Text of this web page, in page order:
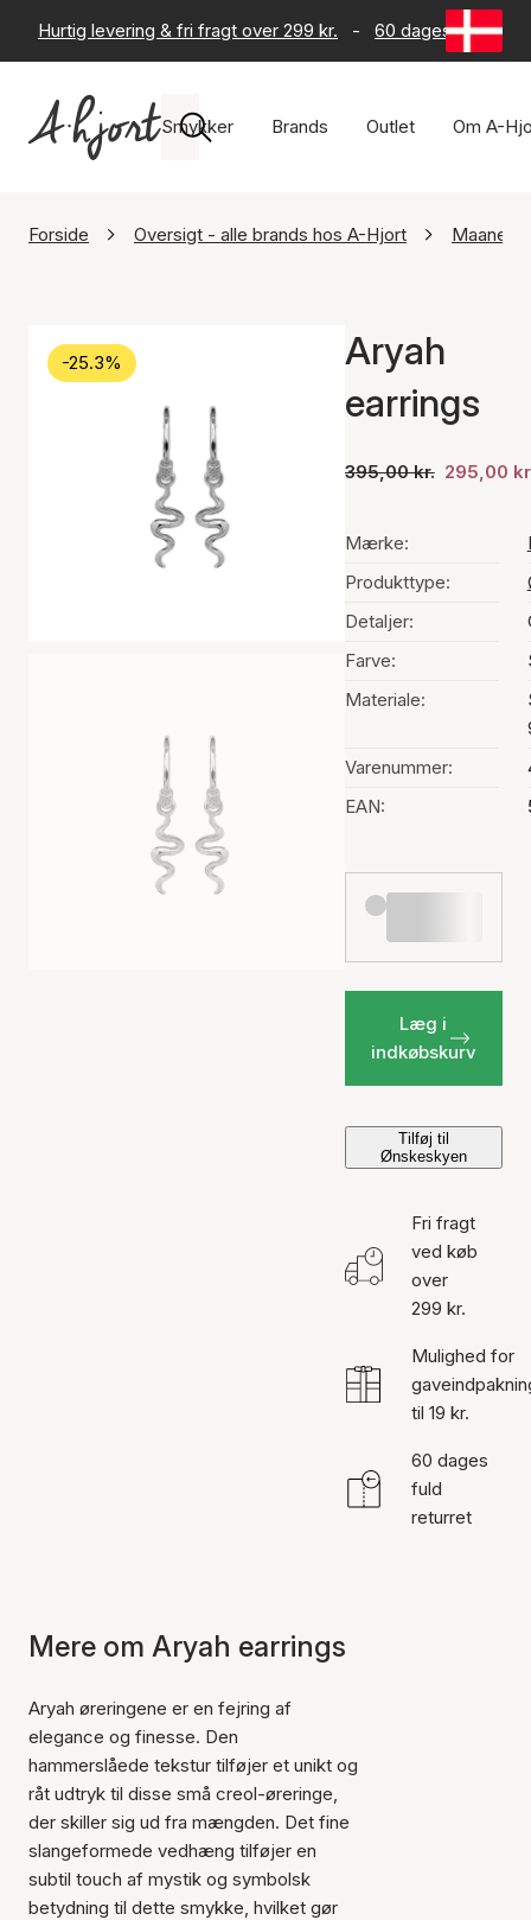
Hurtig levering & fri fragt over 299 kr. - 60 dages returret
Smykker Brands Outlet Om A-
Forside Oversigt - alle brands hos A-Hjort
-25.3%
Aryah
earrings
395,00 kr. 295,00
Mærke:
Produkttype:
Detaljer:
Farve:
Materiale:
Varenummer:
EAN:
Læg i
indkøbskurv
Tilføj til
Ønskeskyen
Fri fragt
ved køb
over
299 kr.
Mulighed for
til 19 kr.
60 dages
fuld
returret
Mere om Aryah earrings
Aryah øreringene er en fejring af
elegance og finesse. Den
hammerslåede tekstur tilføjer et unikt og
råt udtryk til disse små creol-øreringe,
der skiller sig ud fra mængden. Det fine
slangeformede vedhæng tilføjer en
subtil touch af mystik og symbolsk
betydning til dette smykke, hvilket gør